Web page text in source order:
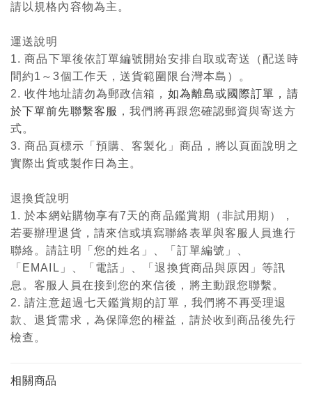
請以規格內容物為主。
運送說明
1. 商品下單後依訂單編號開始安排自取或寄送（配送時
間約1～3個工作天，送貨範圍限台灣本島）。
2. 收件地址請勿為郵政信箱， 如為離島或國際訂單，請
於下單前先聯繫客服 ，我們將再跟您確認郵資與寄送方
式。
3. 商品頁標示「預購、客製化」商品，將以頁面說明之
實際出貨或製作日為主。
退換貨說明
1. 於本網站購物享有7天的商品鑑賞期（非試用期），
若要辦理退貨，請來信或填寫聯絡表單與客服人員進行
聯絡。請註明「您的姓名」、「訂單編號」、
「EMAIL」、「電話」、「退換貨商品與原因」等訊
息。客服人員在接到您的來信後，將主動跟您聯繫。
2. 請注意超過七天鑑賞期的訂單，我們將不再受理退
款、退貨需求，為保障您的權益，請於收到商品後先行
檢查。
相關商品